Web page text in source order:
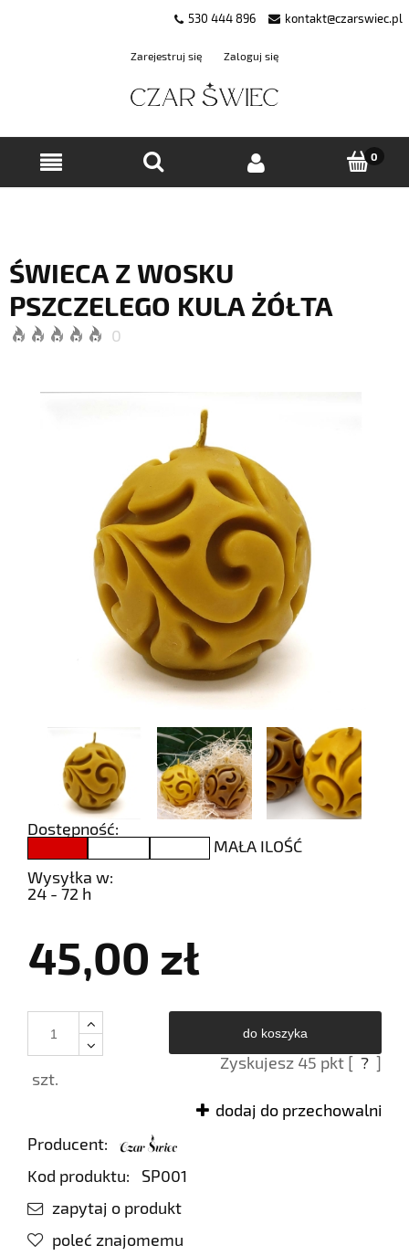
530 444 896 kontakt@czarswiec.pl
Zarejestruj się Zaloguj się
ŚWIECA Z WOSKU
PSZCZELEGO KULA ŻÓŁTA
0
Dostępność:
MAŁA ILOŚĆ
Wysyłka w:
24 - 72 h
45,00 zł
szt.
do koszyka
Zyskujesz 45 pkt [ ? ]
dodaj do przechowalni
Producent:
Kod produktu:
SP001
zapytaj o produkt
poleć znajomemu